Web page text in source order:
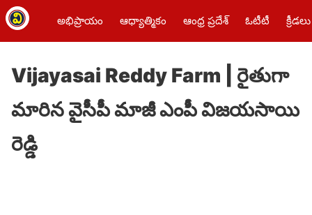
అభిప్రాయం ఆధ్యాత్మికం ఆంధ్ర ప్రదేశ్ ఓటీటీ క్రీడలు
Vijayasai Reddy Farm | రైతుగా
మారిన వైసీపీ మాజీ ఎంపీ విజయసాయి
రెడ్డి